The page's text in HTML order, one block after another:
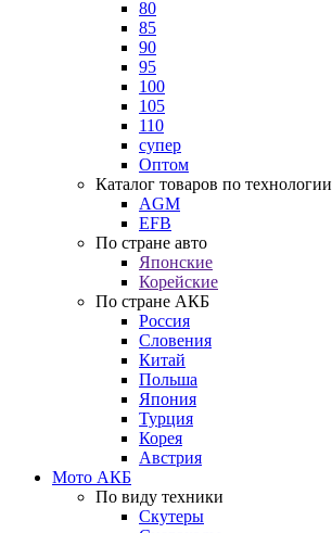
80
85
90
95
100
105
110
супер
Оптом
Каталог товаров по технологии
AGM
EFB
По стране авто
Японские
Корейские
По стране АКБ
Россия
Словения
Китай
Польша
Япония
Турция
Корея
Австрия
Мото АКБ
По виду техники
Скутеры